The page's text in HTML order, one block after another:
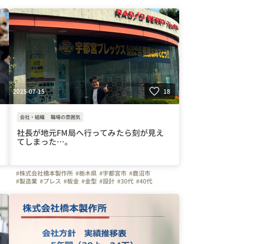
#週休二日制 #写真で伝える会社の雰囲気 #土曜日面接可
#WEB面接可 #こだわりの仕事アイテム #ものづくり
2025-07-15 18
会社・組織 職場の雰囲気
社長が地元FM局へ行ってみたら刻が見え
てしまった…。
#株式会社橋本製作所 #栃木県 #宇都宮市 #鹿沼市
#製造業 #プレス #板金 #金型 #設計 #30代 #40代
#土曜日面接可
#WEB面接可 #弊社のすごいところ
#やりがいを感じる瞬間 #社長 #ビジョン